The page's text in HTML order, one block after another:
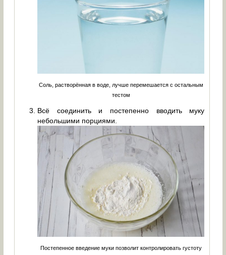
Соль, растворённая в воде, лучше перемешается с остальным
тестом
Всё соединить и постепенно вводить муку
небольшими порциями.
Постепенное введение муки позволит контролировать густоту